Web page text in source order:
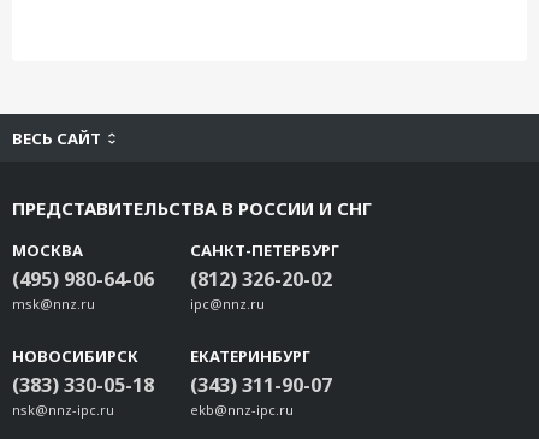
ВЕСЬ САЙТ
ПРЕДСТАВИТЕЛЬСТВА В РОССИИ И СНГ
МОСКВА
(495) 980-64-06
msk@nnz.ru
САНКТ-ПЕТЕРБУРГ
(812) 326-20-02
ipc@nnz.ru
НОВОСИБИРСК
(383) 330-05-18
nsk@nnz-ipc.ru
ЕКАТЕРИНБУРГ
(343) 311-90-07
ekb@nnz-ipc.ru